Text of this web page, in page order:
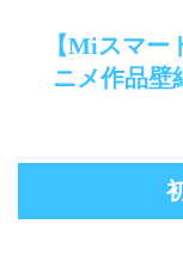
【Miスマー
ニメ作品壁